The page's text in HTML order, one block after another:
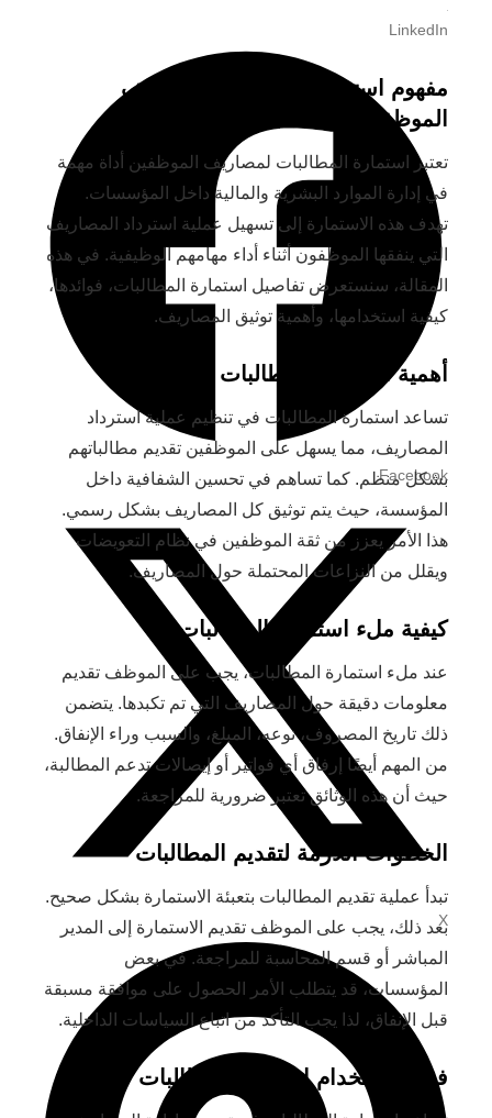
LinkedIn
Facebook
X
مفهوم استمارة المطالبات لمصاريف
الموظفين
تعتبر استمارة المطالبات لمصاريف الموظفين أداة مهمة
في إدارة الموارد البشرية والمالية داخل المؤسسات.
تهدف هذه الاستمارة إلى تسهيل عملية استرداد المصاريف
التي ينفقها الموظفون أثناء أداء مهامهم الوظيفية. في هذه
المقالة، سنستعرض تفاصيل استمارة المطالبات، فوائدها،
كيفية استخدامها، وأهمية توثيق المصاريف.
أهمية استمارة المطالبات
تساعد استمارة المطالبات في تنظيم عملية استرداد
المصاريف، مما يسهل على الموظفين تقديم مطالباتهم
بشكل منظم. كما تساهم في تحسين الشفافية داخل
المؤسسة، حيث يتم توثيق كل المصاريف بشكل رسمي.
هذا الأمر يعزز من ثقة الموظفين في نظام التعويضات
ويقلل من النزاعات المحتملة حول المصاريف.
كيفية ملء استمارة المطالبات
عند ملء استمارة المطالبات، يجب على الموظف تقديم
معلومات دقيقة حول المصاريف التي تم تكبدها. يتضمن
ذلك تاريخ المصروف، نوعه، المبلغ، والسبب وراء الإنفاق.
من المهم أيضًا إرفاق أي فواتير أو إيصالات تدعم المطالبة،
حيث أن هذه الوثائق تعتبر ضرورية للمراجعة.
الخطوات اللازمة لتقديم المطالبات
تبدأ عملية تقديم المطالبات بتعبئة الاستمارة بشكل صحيح.
بعد ذلك، يجب على الموظف تقديم الاستمارة إلى المدير
المباشر أو قسم المحاسبة للمراجعة. في بعض
المؤسسات، قد يتطلب الأمر الحصول على موافقة مسبقة
قبل الإنفاق، لذا يجب التأكد من اتباع السياسات الداخلية.
فوائد استخدام استمارة المطالبات